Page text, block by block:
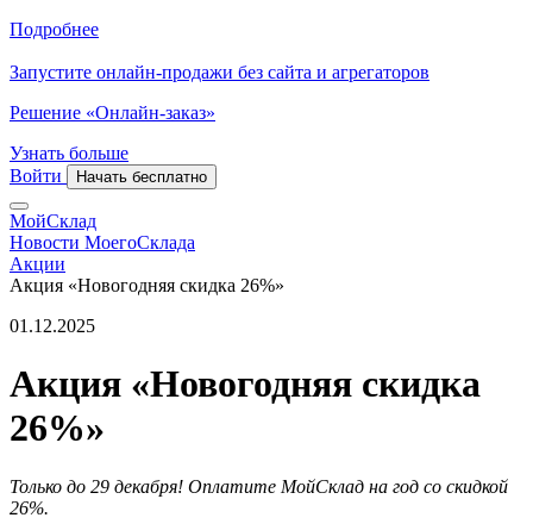
Подробнее
Запустите онлайн-продажи без сайта и агрегаторов
Решение «Онлайн-заказ»
Узнать больше
Войти
Начать бесплатно
МойСклад
Новости МоегоСклада
Акции
Акция «Новогодняя скидка 26%»
01.12.2025
Акция «Новогодняя скидка
26%»
Только до 29 декабря! Оплатите МойСклад на год со скидкой
26%.